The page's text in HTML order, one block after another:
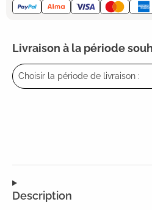
Livraison à la période
Choisir la période de livraison :
Description